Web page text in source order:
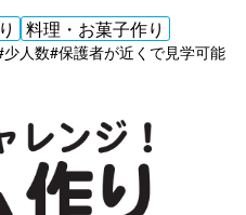
料理・お菓子作り
少人数#保護者が近くで見学可能